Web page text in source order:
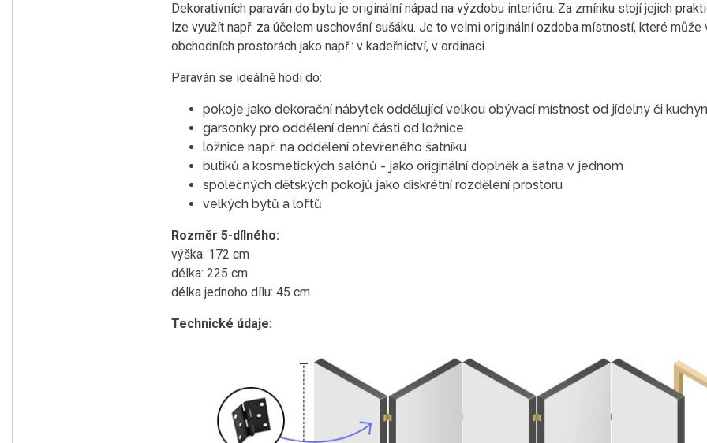
Dekorativních paraván do bytu je originální nápad na výzdobu interiéru. Za zmínku stojí jejich
lze využít např. za účelem uschování sušáku. Je to velmi originální ozdoba místností, které může
obchodních prostorách jako např.: v kadeřnictví, v ordinaci.
Paraván se ideálně hodí do:
pokoje jako dekorační nábytek oddělující velkou obývací místnost od jídelny či
garsonky pro oddělení denní části od ložnice
ložnice např. na oddělení otevřeného šatníku
butiků a kosmetických salónů - jako originální doplněk a šatna v jednom
společných dětských pokojů jako diskrétní rozdělení prostoru
velkých bytů a loftů
Rozměr 5-dílného:
výška: 172 cm
délka: 225 cm
délka jednoho dílu: 45 cm
Technické údaje: